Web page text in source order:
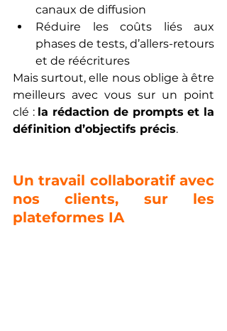
canaux de diffusion
Réduire les coûts liés aux
phases de tests, d’allers-retours
et de réécritures
Mais surtout, elle nous oblige à être
meilleurs avec vous sur un point
clé : la rédaction de prompts et la
définition d’objectifs précis.
Un travail collaboratif avec
nos clients, sur les
plateformes IA